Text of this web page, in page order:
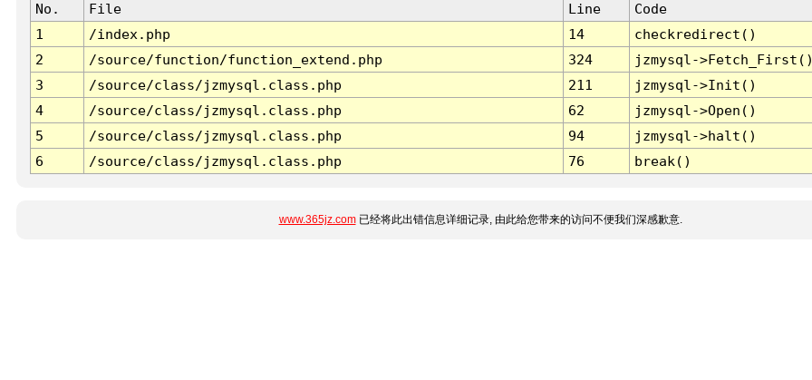
No. File Line
Code
1
/index.php 14
checkredirect()
2
/source/function/function_extend.php 324
jzmysql-
3
/source/class/jzmysql.class.php 211
jzmysql->Init()
4
/source/class/jzmysql.class.php 62
jzmysql->Open()
5
/source/class/jzmysql.class.php 94
jzmysql->halt()
6
/source/class/jzmysql.class.php 76 break()
www.365jz.com已经将此出错信息详细记录, 由此给您带来的访问不便我们深感歉意.